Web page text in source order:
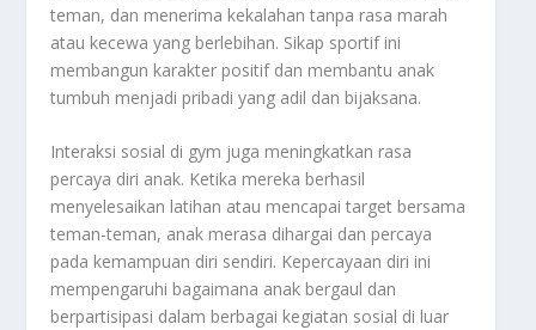
teman, dan menerima kekalahan tanpa rasa marah
atau kecewa yang berlebihan. Sikap sportif ini
membangun karakter positif dan membantu anak
tumbuh menjadi pribadi yang adil dan bijaksana.
Interaksi sosial di gym juga meningkatkan rasa
percaya diri anak. Ketika mereka berhasil
menyelesaikan latihan atau mencapai target bersama
teman-teman, anak merasa dihargai dan percaya
pada kemampuan diri sendiri. Kepercayaan diri ini
mempengaruhi bagaimana anak bergaul dan
berpartisipasi dalam berbagai kegiatan sosial di luar